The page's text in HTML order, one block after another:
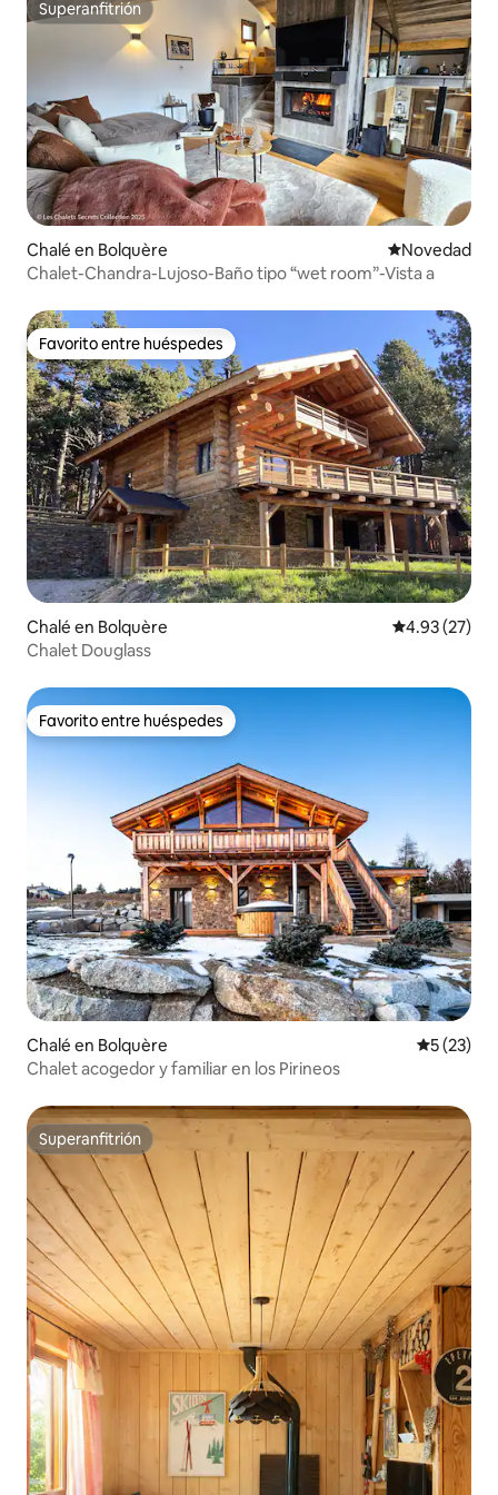
Superanfitrión
Superanfitrión
Chalé en Bolquère Lugar para
Novedad
Chalet-Chandra-Lujoso-Baño tipo “wet room”-Vista a
Favorito entre huéspedes
Favorito entre huéspedes
Chalé en Bolquère Calificación
4.93 (27)
Chalet Douglass
Favorito entre huéspedes
Favorito entre huéspedes
Chalé en Bolquère
5 (23)
Chalet acogedor y familiar en los Pirineos
Superanfitrión
Superanfitrión